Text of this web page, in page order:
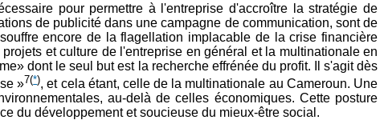
pour permettre à l'entreprise d'accroître la stratégie de
de publicité dans une campagne de communication, sont de
encore de la flagellation implacable de la crise financière
et culture de l'entreprise en général et la multinationale en
dont le seul but est la recherche effrénée du profit. Il s'agit dès
»7(*), et cela étant, celle de la multinationale au Cameroun. Une
au-delà de celles économiques. Cette posture
du développement et soucieuse du mieux-être social.